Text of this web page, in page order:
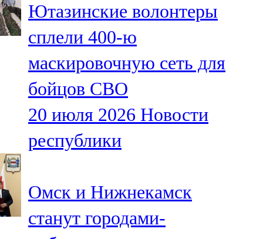
Шәмәрдән
102,3 FM
Яңа чишмә
107,0 FM
Яр Чаллы
105,5 FM
Ютазинские волонтеры
сплели 400-ю
маскировочную сеть для
бойцов СВО
20 июля 2026 Новости
республики
Омск и Нижнекамск
станут городами-